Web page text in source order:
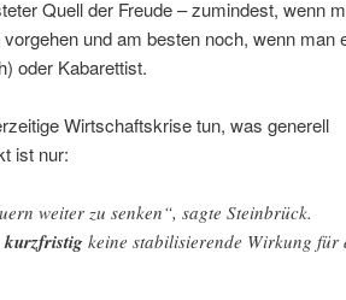
Quell der Freude – zumindest, wenn
und am besten noch, wenn man
oder Kabarettist.
Wirtschaftskrise tun, was generell
ist nur:
weiter zu senken“, sagte Steinbrück.
kurzfristigkeine stabilisierende Wirkung für